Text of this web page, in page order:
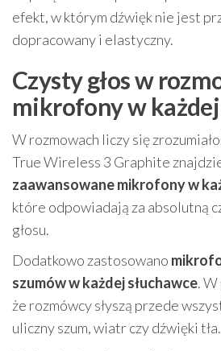
efekt, w którym dźwięk nie jest
dopracowany i elastyczny.
Czysty głos w
mikrofony w każdej
W rozmowach liczy się
True Wireless 3 Graphite
zaawansowane mikrofony w
które odpowiadają za absolutną
głosu.
Dodatkowo zastosowano
szumów w każdej słuchawce.
że rozmówcy słyszą przede
uliczny szum, wiatr czy dźwięki tła.